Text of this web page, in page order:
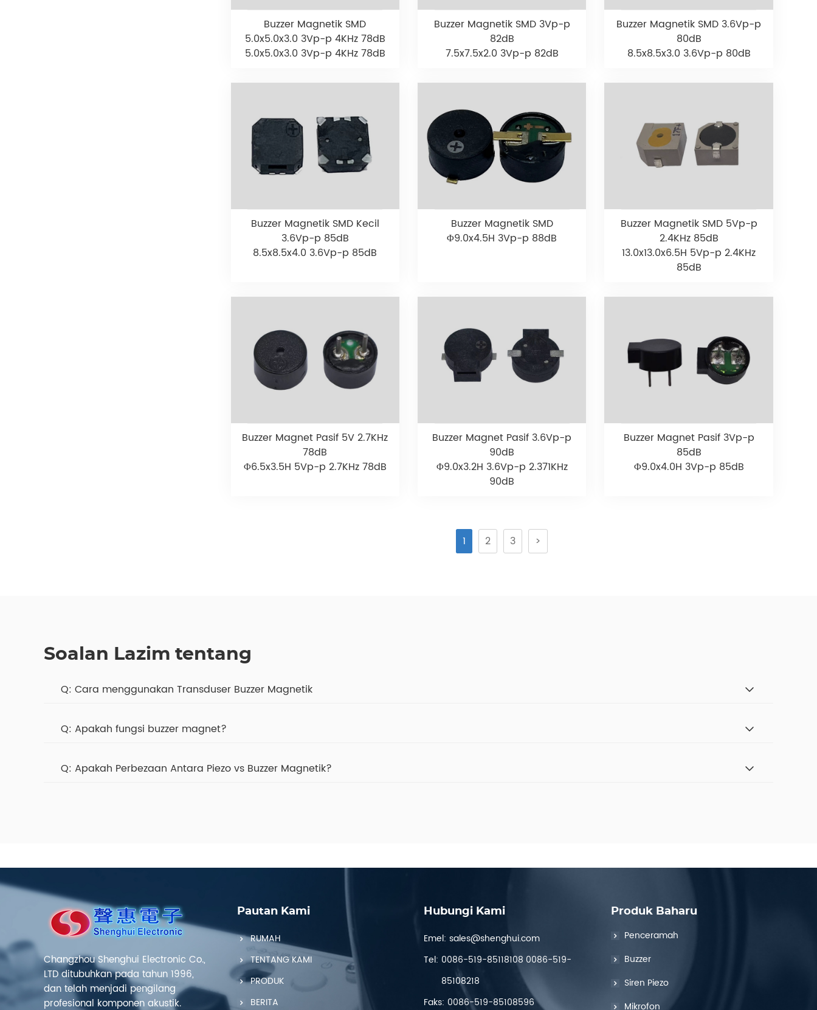
Buzzer Magnetik SMD
5.0x5.0x3.0 3Vp-p 4KHz 78dB
5.0x5.0x3.0 3Vp-p 4KHz 78dB
Buzzer Magnetik SMD 3Vp-p
82dB
7.5x7.5x2.0 3Vp-p 82dB
Buzzer Magnetik SMD 3.6Vp-p
80dB
8.5x8.5x3.0 3.6Vp-p 80dB
Buzzer Magnetik SMD Kecil
3.6Vp-p 85dB
8.5x8.5x4.0 3.6Vp-p 85dB
Buzzer Magnetik SMD
Φ9.0x4.5H 3Vp-p 88dB
Buzzer Magnetik SMD 5Vp-p
2.4KHz 85dB
13.0x13.0x6.5H 5Vp-p 2.4KHz
85dB
Buzzer Magnet Pasif 5V 2.7KHz
78dB
Φ6.5x3.5H 5Vp-p 2.7KHz 78dB
Buzzer Magnet Pasif 3.6Vp-p
90dB
Φ9.0x3.2H 3.6Vp-p 2.371KHz
90dB
Buzzer Magnet Pasif 3Vp-p
85dB
Φ9.0x4.0H 3Vp-p 85dB
1 2 3 >
Soalan Lazim tentang
Cara menggunakan Transduser Buzzer Magnetik
Apakah fungsi buzzer magnet?
Apakah Perbezaan Antara Piezo vs Buzzer Magnetik?
Changzhou Shenghui Electronic Co.,
LTD ditubuhkan pada tahun 1996,
dan telah menjadi pengilang
profesional komponen akustik.
Pautan Kami
RUMAH
TENTANG KAMI
PRODUK
BERITA
Hubungi Kami
Emel: sales@shenghui.com
Tel: 0086-519-85118108 0086-519-
85108218
Faks: 0086-519-85108596
Produk Baharu
Penceramah
Buzzer
Siren Piezo
Mikrofon